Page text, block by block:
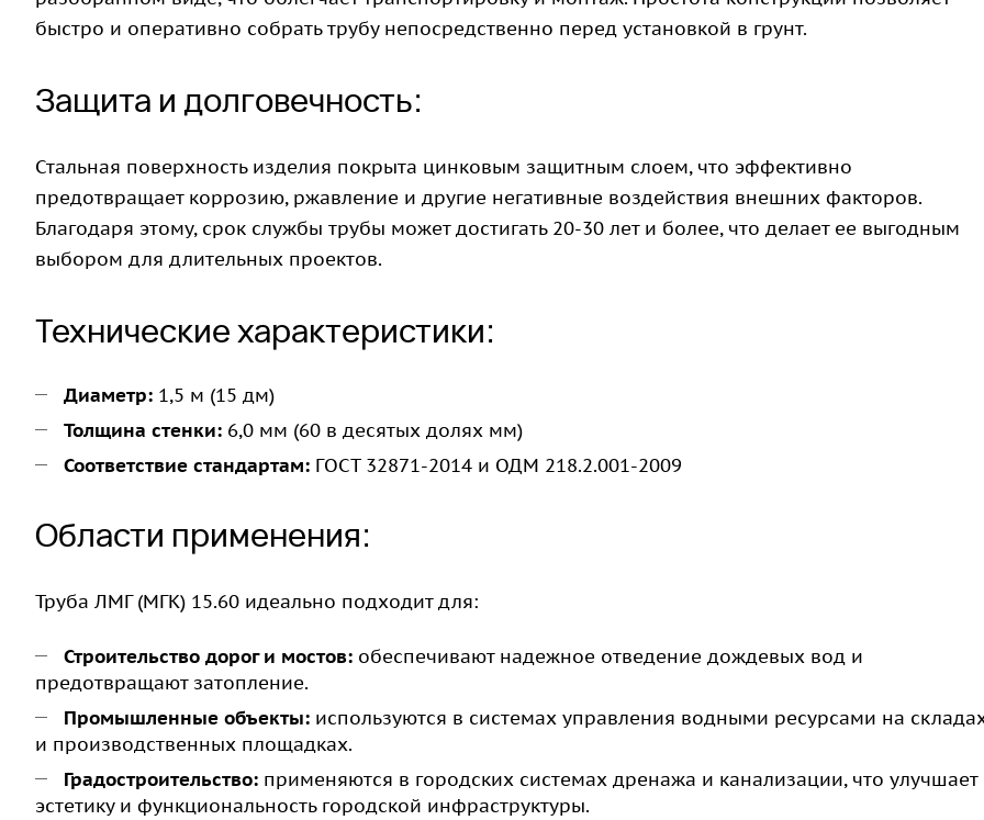
быстро и оперативно собрать трубу непосредственно перед установкой в грунт.
Защита и долговечность:
Стальная поверхность изделия покрыта цинковым защитным слоем, что эффективно
предотвращает коррозию, ржавление и другие негативные воздействия внешних факторов.
Благодаря этому, срок службы трубы может достигать 20-30 лет и более, что делает ее выгодным
выбором для длительных проектов.
Технические характеристики:
Диаметр: 1,5 м (15 дм)
Толщина стенки: 6,0 мм (60 в десятых долях мм)
Соответствие стандартам: ГОСТ 32871-2014 и ОДМ 218.2.001-2009
Области применения:
Труба ЛМГ (МГК) 15.60 идеально подходит для:
Строительство дорог и мостов: обеспечивают надежное отведение дождевых вод и
предотвращают затопление.
Промышленные объекты: используются в системах управления водными ресурсами на
и производственных площадках.
Градостроительство: применяются в городских системах дренажа и канализации, что улучшает
эстетику и функциональность городской инфраструктуры.